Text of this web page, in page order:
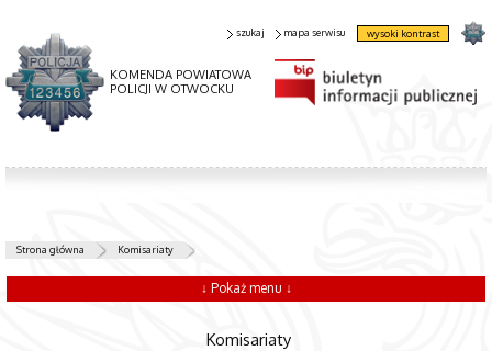
KOMENDA POWIATOWA
POLICJI W OTWOCKU
szukaj mapa serwisu wysoki kontrast
Strona główna Komisariaty
↓ Pokaż menu ↓
Komisariaty